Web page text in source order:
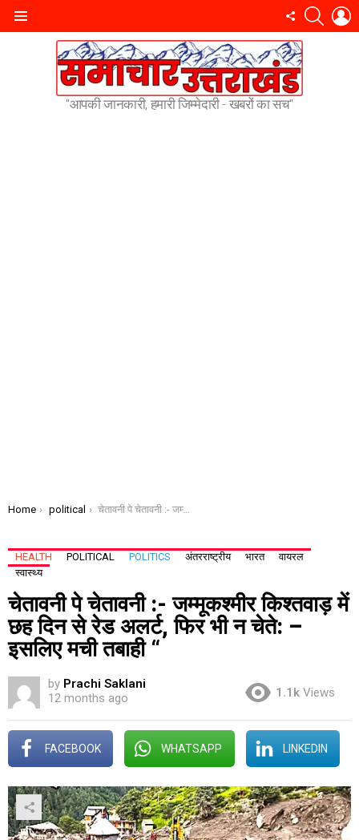
FOLLOW
"आपकी जानकारी, हमारी जिम्मेदारी - खबरों का सच"
You are here:
Home political चेतावनी पे चेतावनी :- जम्मूकश्मीर किश्तवाड़ में छह दिन से रेड अलर्ट, फिर भी न चेते: – इसलिए मची तबाही “
HEALTH POLITICAL POLITICS अंतरराष्ट्रीय भारत
वायरल
स्वास्थ्य
चेतावनी पे चेतावनी :- जम्मूकश्मीर किश्तवाड़ में
छह दिन से रेड अलर्ट, फिर भी न चेते: –
इसलिए मची तबाही “
by Prachi Saklani
12 months ago
1.1k Views
FACEBOOK WHATSAPP LINKEDIN